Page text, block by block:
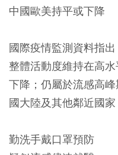
中國歐美持平或下降
國際疫情監測資料指
整體活動度維持在高
下降；仍屬於流感高
國大陸及其他鄰近國家
勤洗手戴口罩預防